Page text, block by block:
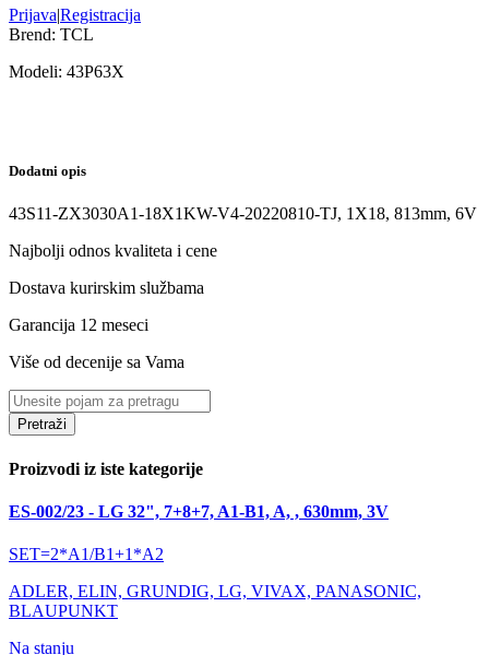
Prijava|Registracija
Brend: TCL
Modeli: 43P63X
Dodatni opis
43S11-ZX3030A1-18X1KW-V4-20220810-TJ, 1X18, 813mm, 6V
Najbolji odnos kvaliteta i cene
Dostava kurirskim službama
Garancija 12 meseci
Više od decenije sa Vama
Pretraži
Proizvodi iz iste kategorije
ES-002/23 - LG 32", 7+8+7, A1-B1, A, , 630mm, 3V
SET=2*A1/B1+1*A2
ADLER, ELIN, GRUNDIG, LG, VIVAX, PANASONIC,
BLAUPUNKT
Na stanju